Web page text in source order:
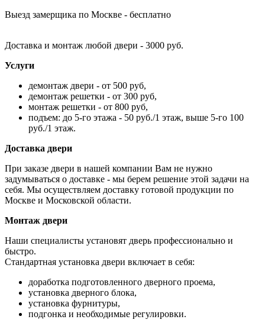
Выезд замерщика по Москве - бесплатно
Доставка и монтаж любой двери - 3000 руб.
Услуги
демонтаж двери - от 500 руб,
демонтаж решетки - от 300 руб,
монтаж решетки - от 800 руб,
подъем: до 5-го этажа - 50 руб./1 этаж, выше 5-го 100
руб./1 этаж.
Доставка двери
При заказе двери в нашей компании Вам не нужно
задумываться о доставке - мы берем решение этой задачи на
себя. Мы осуществляем доставку готовой продукции по
Москве и Московской области.
Монтаж двери
Наши специалисты установят дверь профессионально и
быстро.
Стандартная установка двери включает в себя:
доработка подготовленного дверного проема,
установка дверного блока,
установка фурнитуры,
подгонка и необходимые регулировки.